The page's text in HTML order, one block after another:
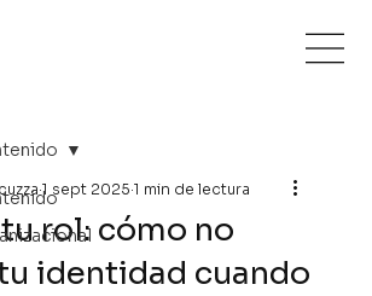
rol: cómo no
identidad cuando
1 sept 2025 1 min de lectura